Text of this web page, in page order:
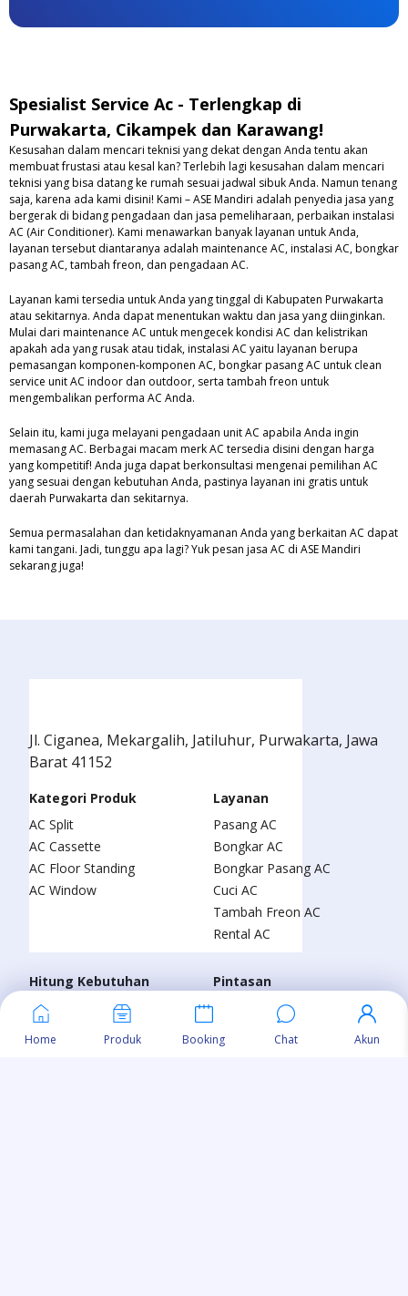
Spesialist Service Ac - Terlengkap di
Purwakarta, Cikampek dan Karawang!
Kesusahan dalam mencari teknisi yang dekat dengan Anda tentu akan
membuat frustasi atau kesal kan? Terlebih lagi kesusahan dalam mencari
teknisi yang bisa datang ke rumah sesuai jadwal sibuk Anda. Namun tenang
saja, karena ada kami disini! Kami – ASE Mandiri adalah penyedia jasa yang
bergerak di bidang pengadaan dan jasa pemeliharaan, perbaikan instalasi
AC (Air Conditioner). Kami menawarkan banyak layanan untuk Anda,
layanan tersebut diantaranya adalah maintenance AC, instalasi AC, bongkar
pasang AC, tambah freon, dan pengadaan AC.
Layanan kami tersedia untuk Anda yang tinggal di Kabupaten Purwakarta
atau sekitarnya. Anda dapat menentukan waktu dan jasa yang diinginkan.
Mulai dari maintenance AC untuk mengecek kondisi AC dan kelistrikan
apakah ada yang rusak atau tidak, instalasi AC yaitu layanan berupa
pemasangan komponen-komponen AC, bongkar pasang AC untuk clean
service unit AC indoor dan outdoor, serta tambah freon untuk
mengembalikan performa AC Anda.
Selain itu, kami juga melayani pengadaan unit AC apabila Anda ingin
memasang AC. Berbagai macam merk AC tersedia disini dengan harga
yang kompetitif! Anda juga dapat berkonsultasi mengenai pemilihan AC
yang sesuai dengan kebutuhan Anda, pastinya layanan ini gratis untuk
daerah Purwakarta dan sekitarnya.
Semua permasalahan dan ketidaknyamanan Anda yang berkaitan AC dapat
kami tangani. Jadi, tunggu apa lagi? Yuk pesan jasa AC di ASE Mandiri
sekarang juga!
Jl. Ciganea, Mekargalih, Jatiluhur, Purwakarta, Jawa
Barat 41152
Kategori Produk
AC Split
AC Cassette
AC Floor Standing
AC Window
Layanan
Pasang AC
Bongkar AC
Bongkar Pasang AC
Cuci AC
Tambah Freon AC
Rental AC
Hitung Kebutuhan
PK Kalkulator
Pintasan
Tentang Kami
Blog
Home Produk Booking Chat Akun